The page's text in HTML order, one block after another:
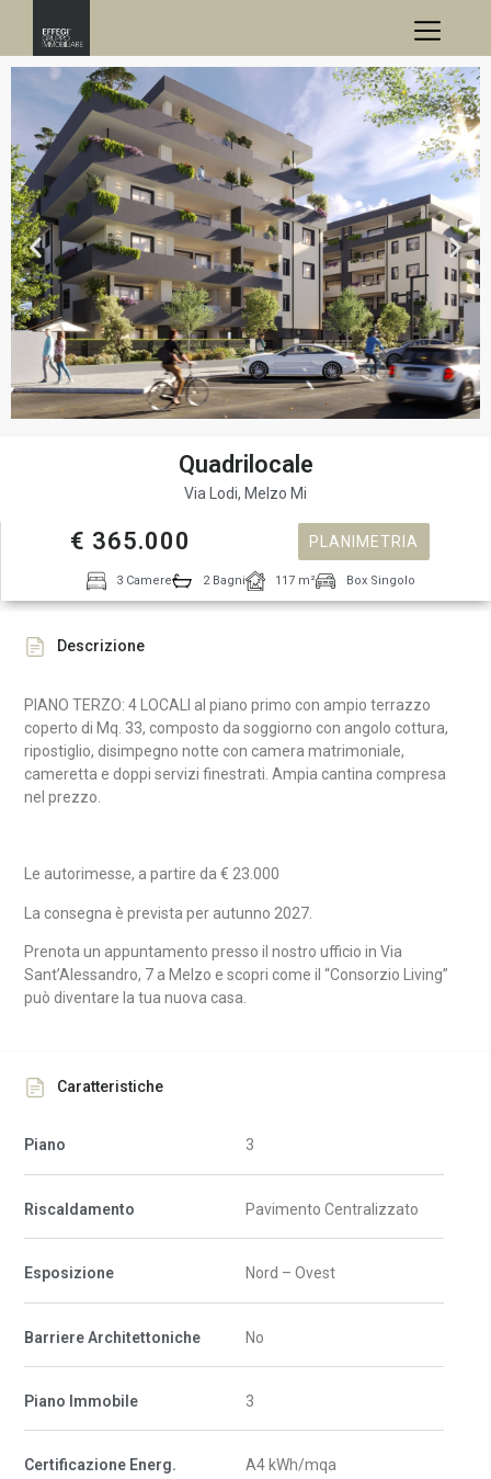
Quadrilocale
Via Lodi, Melzo Mi
€ 365.000 PLANIMETRIA
3 Camere 2 Bagni 117 m² Box Singolo
Descrizione
PIANO TERZO: 4 LOCALI al piano primo con ampio terrazzo
coperto di Mq. 33, composto da soggiorno con angolo cottura,
ripostiglio, disimpegno notte con camera matrimoniale,
cameretta e doppi servizi finestrati. Ampia cantina compresa
nel prezzo.
Le autorimesse, a partire da € 23.000
La consegna è prevista per autunno 2027.
Prenota un appuntamento presso il nostro ufficio in Via
Sant’Alessandro, 7 a Melzo e scopri come il “Consorzio Living”
può diventare la tua nuova casa.
Caratteristiche
Piano 3
Riscaldamento Pavimento Centralizzato
Esposizione Nord – Ovest
Barriere Architettoniche No
Piano Immobile 3
Certificazione Energ. A4 kWh/mqa